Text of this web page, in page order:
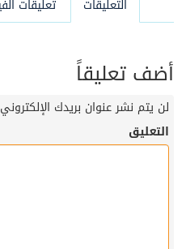
التعليقات تعليقات
أضف تعليقاً
لن يتم نشر عنوان بريدك
التعليق